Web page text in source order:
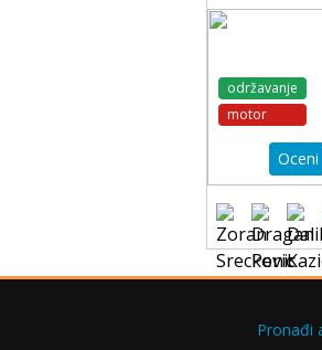
održavanje
motor
Oceni
Pronađi